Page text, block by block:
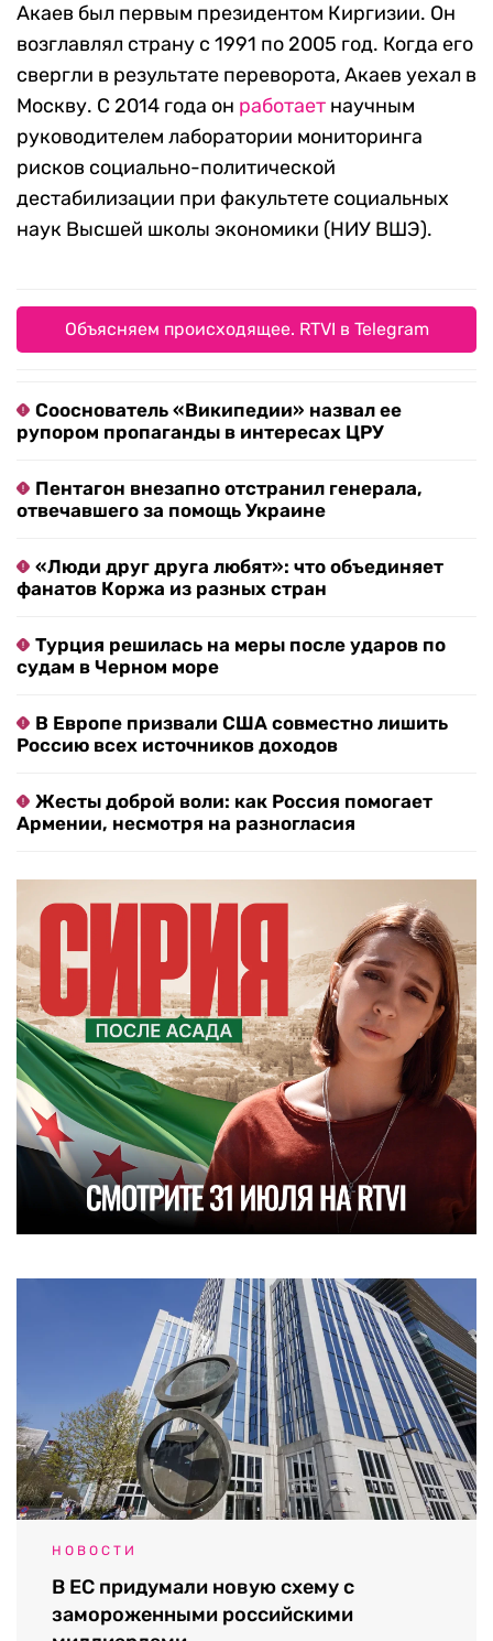
Акаев был первым президентом Киргизии. Он
возглавлял страну с 1991 по 2005 год. Когда его
свергли в результате переворота, Акаев уехал в
Москву. С 2014 года он работает научным
руководителем лаборатории мониторинга
рисков социально-политической
дестабилизации при факультете социальных
наук Высшей школы экономики (НИУ ВШЭ).
Объясняем происходящее. RTVI в Telegram
Сооснователь «Википедии» назвал ее
рупором пропаганды в интересах ЦРУ
Пентагон внезапно отстранил генерала,
отвечавшего за помощь Украине
«Люди друг друга любят»: что объединяет
фанатов Коржа из разных стран
Турция решилась на меры после ударов по
судам в Черном море
В Европе призвали США совместно лишить
Россию всех источников доходов
Жесты доброй воли: как Россия помогает
Армении, несмотря на разногласия
НОВОСТИ
В ЕС придумали новую схему с
замороженными российскими